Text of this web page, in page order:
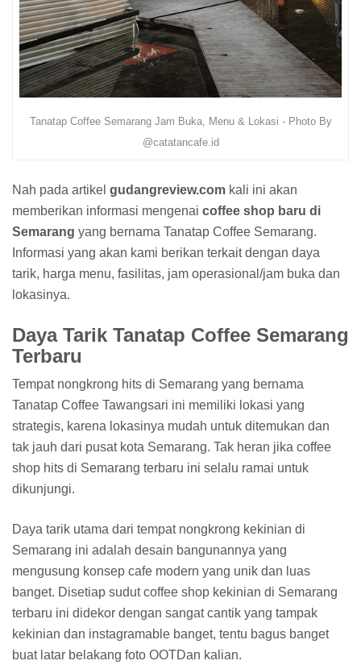
Tanatap Coffee Semarang Jam Buka, Menu & Lokasi - Photo By
@catatancafe.id
Nah pada artikel gudangreview.com kali ini akan
memberikan informasi mengenai coffee shop baru di
Semarang yang bernama Tanatap Coffee Semarang.
Informasi yang akan kami berikan terkait dengan daya
tarik, harga menu, fasilitas, jam operasional/jam buka dan
lokasinya.
Daya Tarik Tanatap Coffee Semarang
Terbaru
Tempat nongkrong hits di Semarang yang bernama
Tanatap Coffee Tawangsari ini memiliki lokasi yang
strategis, karena lokasinya mudah untuk ditemukan dan
tak jauh dari pusat kota Semarang. Tak heran jika coffee
shop hits di Semarang terbaru ini selalu ramai untuk
dikunjungi.
Daya tarik utama dari tempat nongkrong kekinian di
Semarang ini adalah desain bangunannya yang
mengusung konsep cafe modern yang unik dan luas
banget. Disetiap sudut coffee shop kekinian di Semarang
terbaru ini didekor dengan sangat cantik yang tampak
kekinian dan instagramable banget, tentu bagus banget
buat latar belakang foto OOTDan kalian.